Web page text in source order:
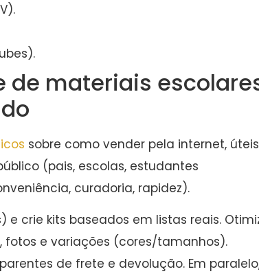
materiais
sobre como vender pela internet, úteis
(pais, escolas, estudantes
curadoria, rapidez).
crie kits baseados em listas reais.
fotos e variações (cores/tamanhos).
de frete e devolução. Em